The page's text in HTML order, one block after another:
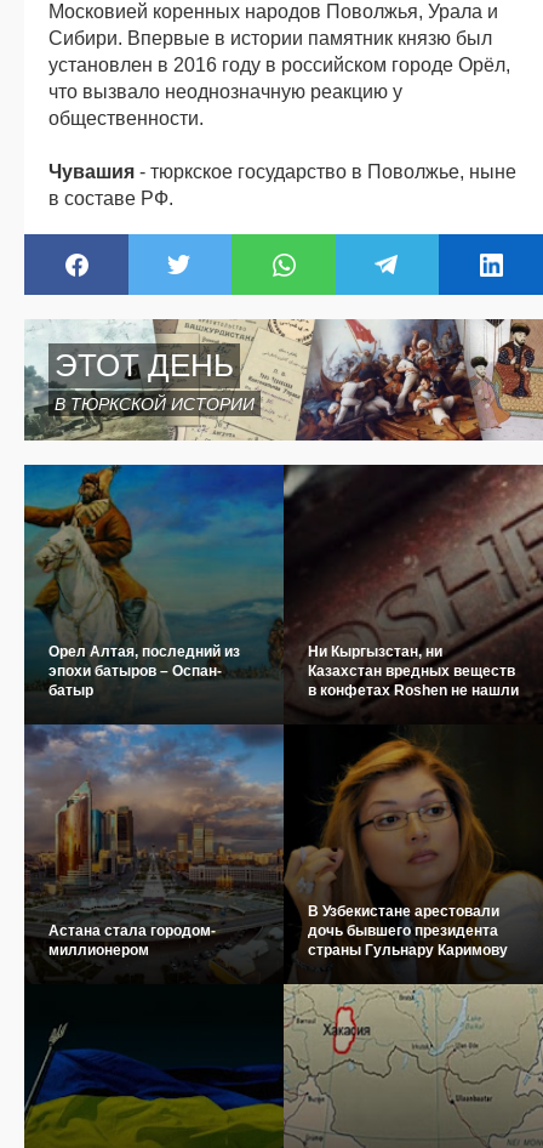
Московией коренных народов Поволжья, Урала и
Сибири. Впервые в истории памятник князю был
установлен в 2016 году в российском городе Орёл,
что вызвало неоднозначную реакцию у
общественности.
Чувашия - тюркское государство в Поволжье, ныне
в составе РФ.
ЭТОТ ДЕНЬ
В ТЮРКСКОЙ ИСТОРИИ
Орел Алтая, последний из
эпохи батыров – Оспан-
батыр
Ни Кыргызстан, ни
Казахстан вредных веществ
в конфетах Roshen не нашли
Астана стала городом-
миллионером
В Узбекистане арестовали
дочь бывшего президента
страны Гульнару Каримову